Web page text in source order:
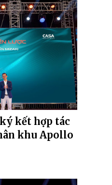
kết hợp tác
khu Apollo